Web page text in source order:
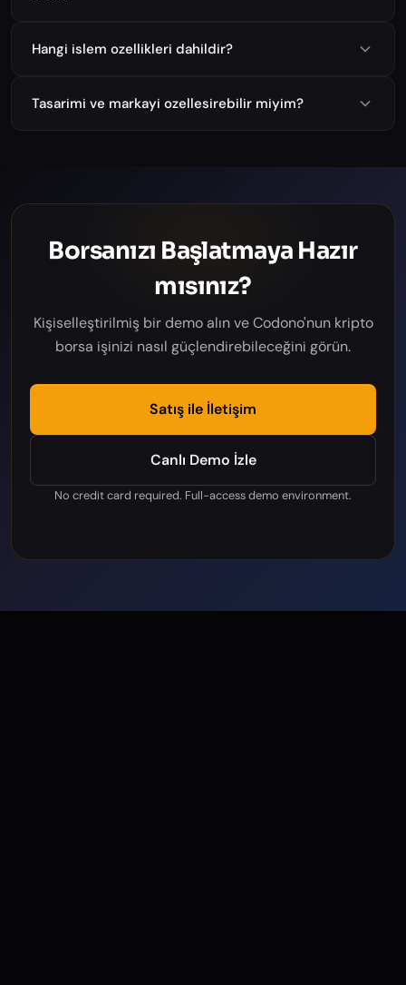
Hangi islem ozellikleri dahildir?
Tasarimi ve markayi ozellesirebilir miyim?
Borsanızı Başlatmaya Hazır
mısınız?
Kişiselleştirilmiş bir demo alın ve Codono'nun kripto
borsa işinizi nasıl güçlendirebileceğini görün.
Satış ile İletişim
Canlı Demo İzle
No credit card required. Full-access demo environment.